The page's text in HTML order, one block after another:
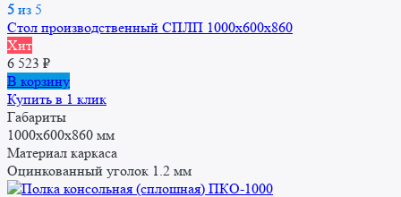
5 из 5
Стол производственный СПЛП 1000х600х860
Хит
6 523 ₽
В корзину
Купить в 1 клик
Габариты
1000x600x860 мм
Материал каркаса
Оцинкованный уголок 1.2 мм